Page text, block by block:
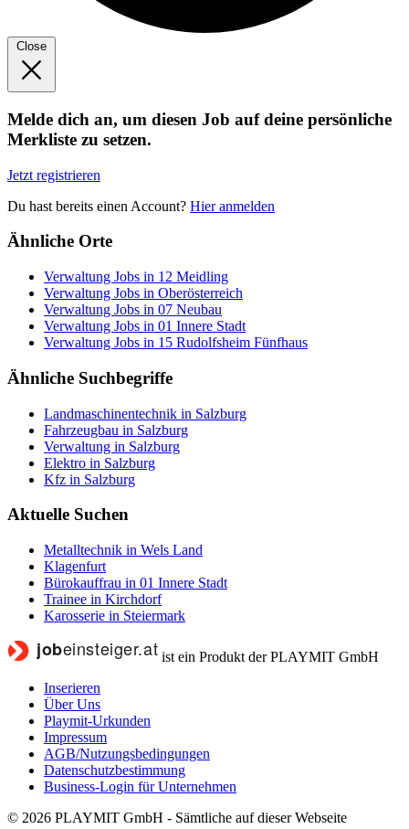
Close
Melde dich an, um diesen Job auf deine persönliche
Merkliste zu setzen.
Jetzt registrieren
Du hast bereits einen Account? Hier anmelden
Ähnliche Orte
Verwaltung Jobs in 12 Meidling
Verwaltung Jobs in Oberösterreich
Verwaltung Jobs in 07 Neubau
Verwaltung Jobs in 01 Innere Stadt
Verwaltung Jobs in 15 Rudolfsheim Fünfhaus
Ähnliche Suchbegriffe
Landmaschinentechnik in Salzburg
Fahrzeugbau in Salzburg
Verwaltung in Salzburg
Elektro in Salzburg
Kfz in Salzburg
Aktuelle Suchen
Metalltechnik in Wels Land
Klagenfurt
Bürokauffrau in 01 Innere Stadt
Trainee in Kirchdorf
Karosserie in Steiermark
ist ein Produkt der PLAYMIT GmbH
Inserieren
Über Uns
Playmit-Urkunden
Impressum
AGB/Nutzungsbedingungen
Datenschutzbestimmung
Business-Login für Unternehmen
© 2026 PLAYMIT GmbH - Sämtliche auf dieser Webseite